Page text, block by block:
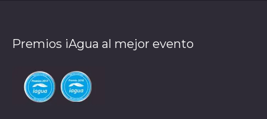
Premios iAgua al mejor evento